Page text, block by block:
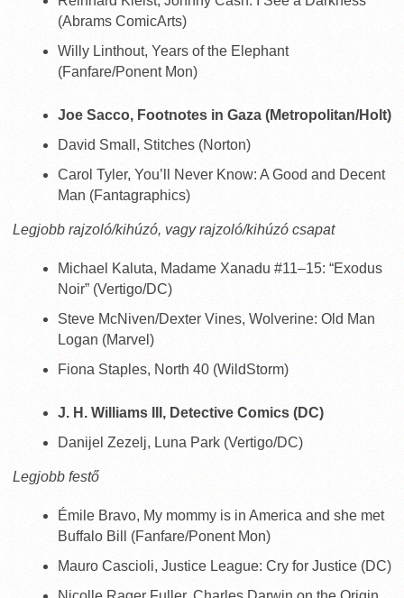
(Abrams ComicArts)
Willy Linthout, Years of the Elephant
(Fanfare/Ponent Mon)
Joe Sacco, Footnotes in Gaza (Metropolitan/Holt)
David Small, Stitches (Norton)
Carol Tyler, You’ll Never Know: A Good and Decent
Man (Fantagraphics)
Legjobb rajzoló/kihúzó, vagy rajzoló/kihúzó csapat
Michael Kaluta, Madame Xanadu #11–15: “Exodus
Noir” (Vertigo/DC)
Steve McNiven/Dexter Vines, Wolverine: Old Man
Logan (Marvel)
Fiona Staples, North 40 (WildStorm)
J. H. Williams III, Detective Comics (DC)
Danijel Zezelj, Luna Park (Vertigo/DC)
Legjobb festő
Émile Bravo, My mommy is in America and she met
Buffalo Bill (Fanfare/Ponent Mon)
Mauro Cascioli, Justice League: Cry for Justice (DC)